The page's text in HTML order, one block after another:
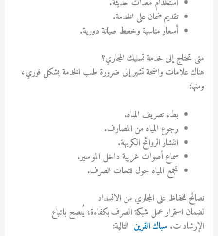
استخدام معدات حديثة.
تقديم ضمان على الخدمة.
أسعار مناسبة وخطط صيانة دورية.
متى تحتاج إلى خدمة تسليك المجاري؟
هناك علامات واضحة تشير إلى ضرورة طلب الخدمة بشكل فوري،
ومنها:
بطء تصريف المياه.
رجوع المياه من المصارف.
انتشار الروائح الكريهة.
سماع أصوات غريبة داخل المواسير.
تجمع المياه حول فتحات الصرف.
نصائح للحفاظ على المجاري من الانسداد
لضمان استمرار عمل شبكة الصرف بكفاءة، يُنصح باتباع
الإرشادات.سباك القرين التالية: